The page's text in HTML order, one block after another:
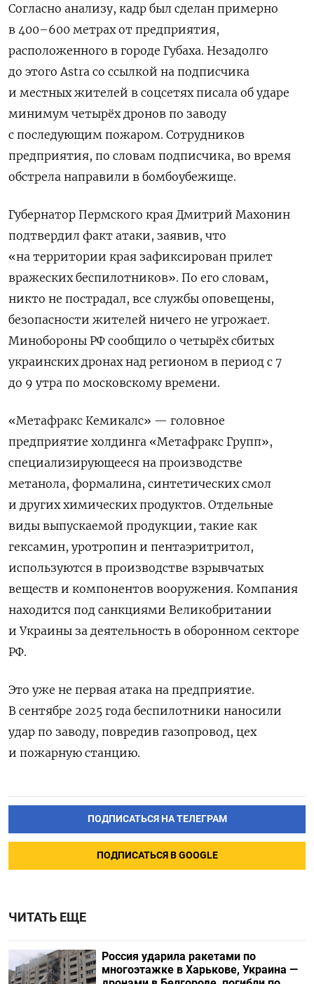
Согласно анализу, кадр был сделан примерно
в 400–600 метрах от предприятия,
расположенного в городе Губаха. Незадолго
до этого Astra со ссылкой на подписчика
и местных жителей в соцсетях писала об ударе
минимум четырёх дронов по заводу
с последующим пожаром. Сотрудников
предприятия, по словам подписчика, во время
обстрела направили в бомбоубежище.
Губернатор Пермского края Дмитрий Махонин
подтвердил факт атаки, заявив, что
«на территории края зафиксирован прилет
вражеских беспилотников». По его словам,
никто не пострадал, все службы оповещены,
безопасности жителей ничего не угрожает.
Минобороны РФ сообщило о четырёх сбитых
украинских дронах над регионом в период с 7
до 9 утра по московскому времени.
«Метафракс Кемикалс» — головное
предприятие холдинга «Метафракс Групп»,
специализирующееся на производстве
метанола, формалина, синтетических смол
и других химических продуктов. Отдельные
виды выпускаемой продукции, такие как
гексамин, уротропин и пентаэритритол,
используются в производстве взрывчатых
веществ и компонентов вооружения. Компания
находится под санкциями Великобритании
и Украины за деятельность в оборонном секторе
РФ.
Это уже не первая атака на предприятие.
В сентябре 2025 года беспилотники наносили
удар по заводу, повредив газопровод, цех
и пожарную станцию.
ПОДПИСАТЬСЯ НА ТЕЛЕГРАМ
ПОДПИСАТЬСЯ В GOOGLE
ЧИТАТЬ ЕЩЕ
Россия ударила ракетами по
многоэтажке в Харькове, Украина —